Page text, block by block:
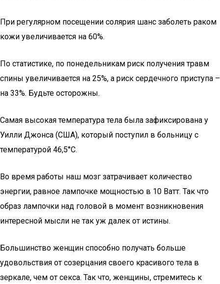
При регулярном посещении солярия шанс заболеть раком
кожи увеличивается на 60%.
По статистике, по понедельникам риск получения травм
спины увеличивается на 25%, а риск сердечного приступа –
на 33%. Будьте осторожны.
Самая высокая температура тела была зафиксирована у
Уилли Джонса (США), который поступил в больницу с
температурой 46,5°C.
Во время работы наш мозг затрачивает количество
энергии, равное лампочке мощностью в 10 Ватт. Так что
образ лампочки над головой в момент возникновения
интересной мысли не так уж далек от истины.
Большинство женщин способно получать больше
удовольствия от созерцания своего красивого тела в
зеркале, чем от секса. Так что, женщины, стремитесь к